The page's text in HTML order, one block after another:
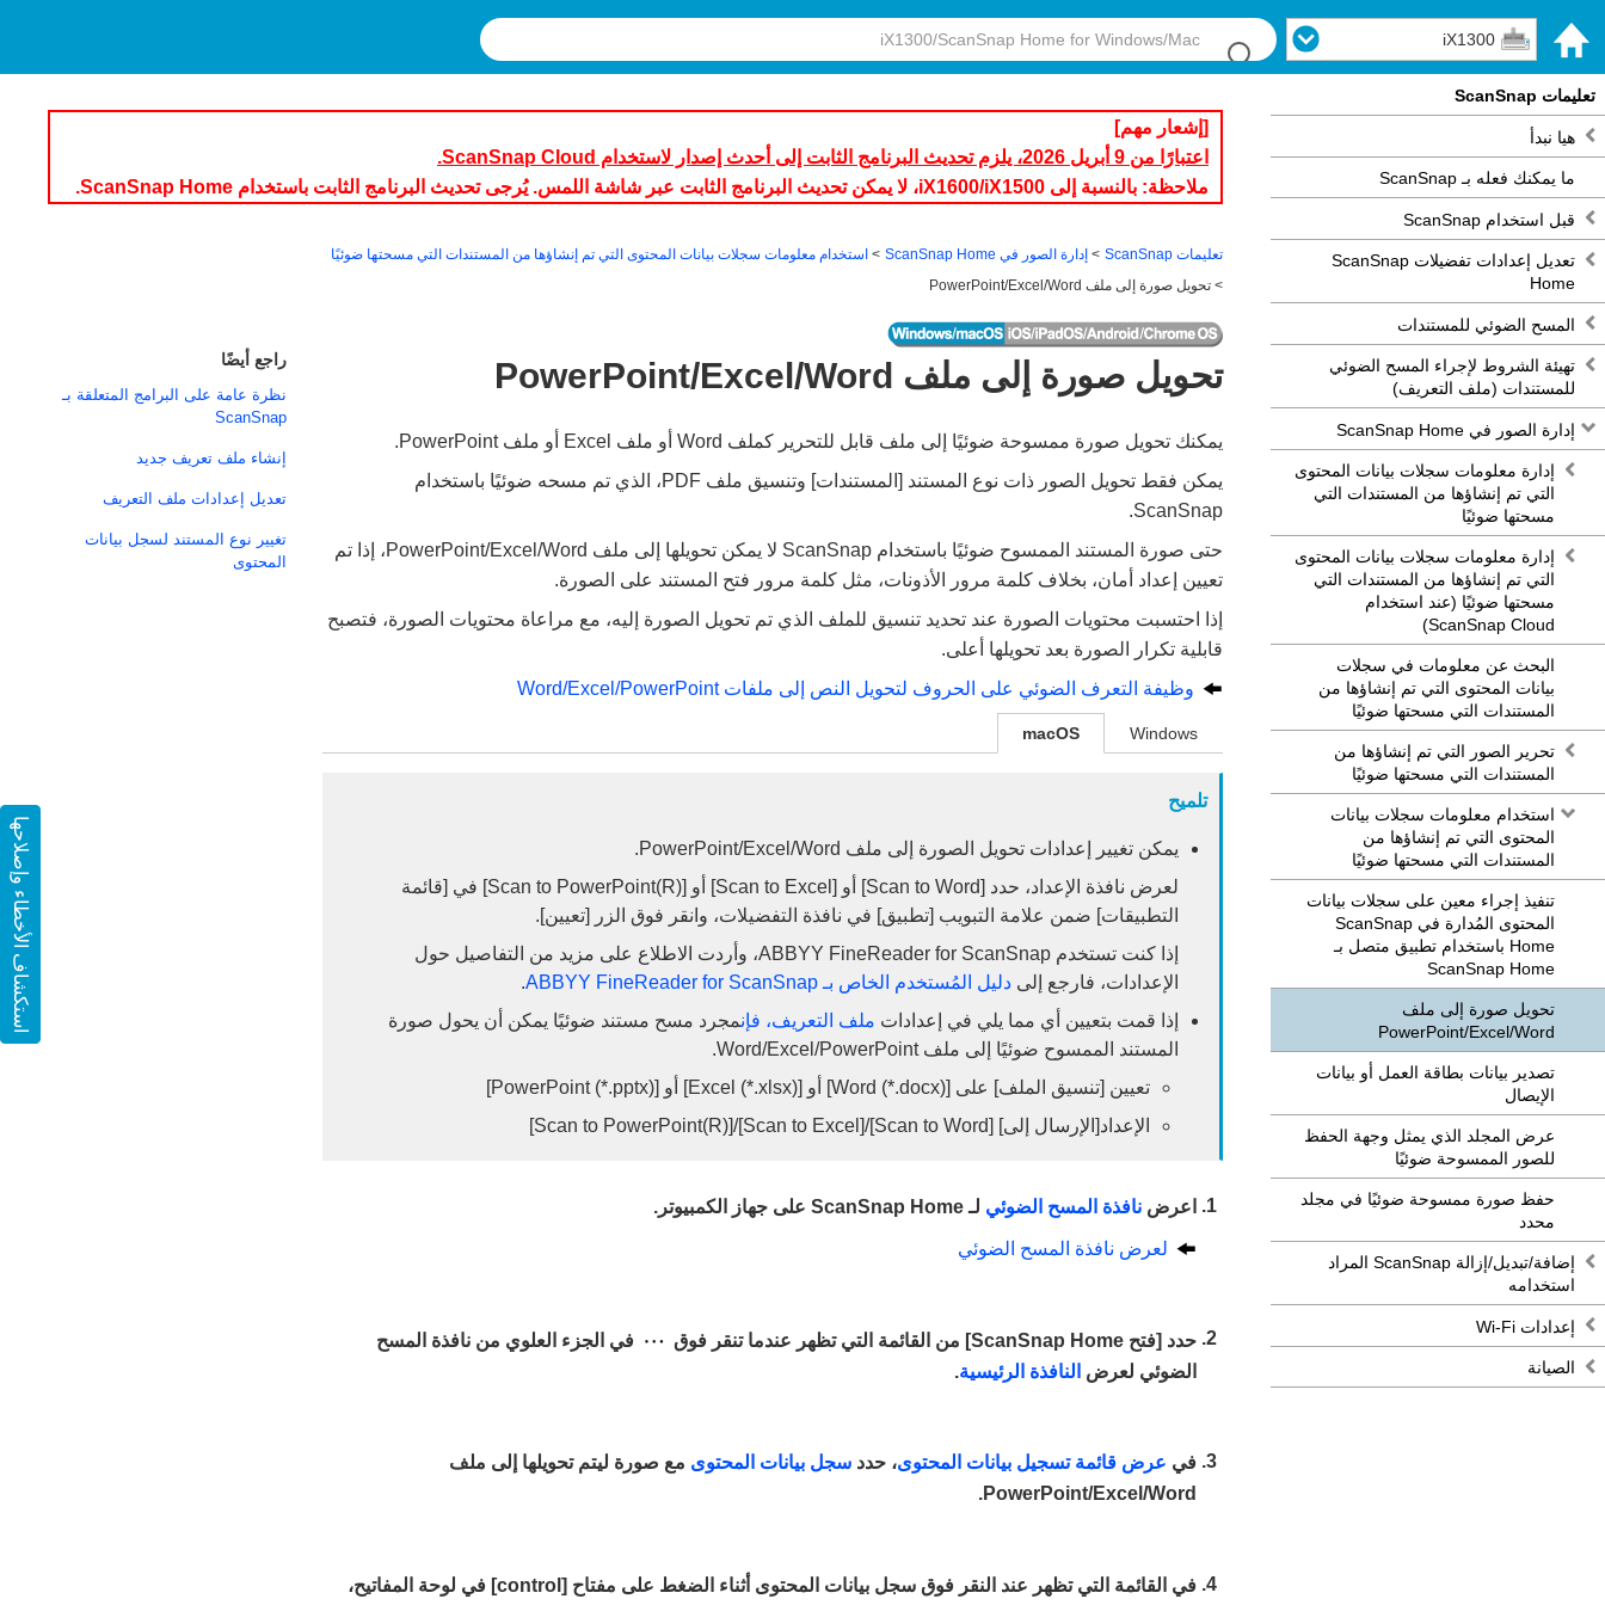
iX1300
تعليمات ScanSnap
هيا نبدأ
ما يمكنك فعله بـ ScanSnap
قبل استخدام ScanSnap
تعديل إعدادات تفضيلات ScanSnap
Home
المسح الضوئي للمستندات
تهيئة الشروط لإجراء المسح الضوئي
للمستندات (ملف التعريف)
إدارة الصور في ScanSnap Home
إدارة معلومات سجلات بيانات المحتوى
التي تم إنشاؤها من المستندات التي
مسحتها ضوئيًا
إدارة معلومات سجلات بيانات المحتوى
التي تم إنشاؤها من المستندات التي
مسحتها ضوئيًا (عند استخدام
ScanSnap Cloud)
البحث عن معلومات في سجلات
بيانات المحتوى التي تم إنشاؤها من
المستندات التي مسحتها ضوئيًا
تحرير الصور التي تم إنشاؤها من
المستندات التي مسحتها ضوئيًا
استخدام معلومات سجلات بيانات
المحتوى التي تم إنشاؤها من
المستندات التي مسحتها ضوئيًا
تنفيذ إجراء معين على سجلات بيانات
المحتوى المُدارة في ScanSnap
Home باستخدام تطبيق متصل بـ
ScanSnap Home
تحويل صورة إلى ملف
Word‏/Excel‏/PowerPoint
تصدير بيانات بطاقة العمل أو بيانات
الإيصال
عرض المجلد الذي يمثل وجهة الحفظ
للصور الممسوحة ضوئيًا
حفظ صورة ممسوحة ضوئيًا في مجلد
محدد
إضافة/تبديل/إزالة ScanSnap المراد
استخدامه
إعدادات Wi-Fi
الصيانة
[إشعار مهم]
اعتبارًا من 9 أبريل 2026، يلزم تحديث البرنامج الثابت إلى أحدث إصدار لاستخدام ScanSnap Cloud.
ملاحظة: بالنسبة إلى iX1600/iX1500، لا يمكن تحديث البرنامج الثابت عبر شاشة اللمس. يُرجى تحديث البرنامج الثابت باستخدام ScanSnap Home.
تعليمات ScanSnap إدارة الصور في ScanSnap Home
استخدام معلومات سجلات بيانات المحتوى التي تم إنشاؤها من المستندات التي مسحتها ضوئيًا
تحويل صورة إلى ملف Word‏/Excel‏/PowerPoint
تحويل صورة إلى ملف Word‏/Excel‏/PowerPoint
يمكنك تحويل صورة ممسوحة ضوئيًا إلى ملف قابل للتحرير كملف Word أو ملف Excel أو ملف PowerPoint.
يمكن فقط تحويل الصور ذات نوع المستند [المستندات] وتنسيق ملف PDF، الذي تم مسحه ضوئيًا باستخدام
ScanSnap.
حتى صورة المستند الممسوح ضوئيًا باستخدام ScanSnap لا يمكن تحويلها إلى ملف Word‏/Excel‏/PowerPoint، إذا تم
تعيين إعداد أمان، بخلاف كلمة مرور الأذونات، مثل كلمة مرور فتح المستند على الصورة.
إذا احتسبت محتويات الصورة عند تحديد تنسيق للملف الذي تم تحويل الصورة إليه، مع مراعاة محتويات الصورة، فتصبح
قابلية تكرار الصورة بعد تحويلها أعلى.
وظيفة التعرف الضوئي على الحروف لتحويل النص إلى ملفات Word/Excel/PowerPoint
Windows
macOS
تلميح
يمكن تغيير إعدادات تحويل الصورة إلى ملف Word‏/Excel‏/PowerPoint.
لعرض نافذة الإعداد، حدد [Scan to Word] أو [Scan to Excel] أو ‏[Scan to PowerPoint(R)] في [قائمة
التطبيقات] ضمن علامة التبويب [تطبيق] في نافذة التفضيلات، وانقر فوق الزر [تعيين].
إذا كنت تستخدم ABBYY FineReader for ScanSnap، وأردت الاطلاع على مزيد من التفاصيل حول
الإعدادات، فارجع إلى دليل المُستخدم الخاص بـ ABBYY FineReader for ScanSnap
.
إذا قمت بتعيين أي مما يلي في إعدادات ملف التعريف، فإنمجرد مسح مستند ضوئيًا يمكن أن يحول صورة
المستند الممسوح ضوئيًا إلى ملف Word/Excel/PowerPoint.
تعيين [تنسيق الملف] على [Word (*.docx)] أو [Excel (*.xlsx)] أو [PowerPoint (*.pptx)]
الإعداد[الإرسال إلى] [Scan to Word]/[Scan to Excel]/[Scan to PowerPoint(R)]
اعرض نافذة المسح الضوئي لـ ScanSnap Home على جهاز الكمبيوتر.
لعرض نافذة المسح الضوئي
حدد [فتح ScanSnap Home] من القائمة التي تظهر عندما تنقر فوق
في الجزء العلوي من نافذة المسح
الضوئي لعرض النافذة الرئيسية.
في عرض قائمة تسجيل بيانات المحتوى، حدد سجل بيانات المحتوى مع صورة ليتم تحويلها إلى ملف
Word‏/Excel‏/PowerPoint.
في القائمة التي تظهر عند النقر فوق سجل بيانات المحتوى أثناء الضغط على مفتاح [control] في لوحة المفاتيح،
راجع أيضًا
نظرة عامة على البرامج المتعلقة بـ
ScanSnap
إنشاء ملف تعريف جديد
تعديل إعدادات ملف التعريف
تغيير نوع المستند لسجل بيانات
المحتوى
استكشاف الأخطاء وإصلاحها